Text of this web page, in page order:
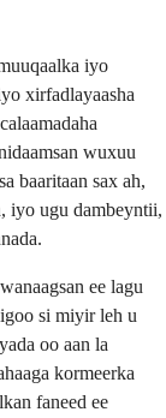
iyo
xirfadlayaasha
wuxuu
baaritaan sax ah,
iyo ugu dambeyntii,
ee lagu
si miyir leh u
oo aan la
kormeerka
faneed ee